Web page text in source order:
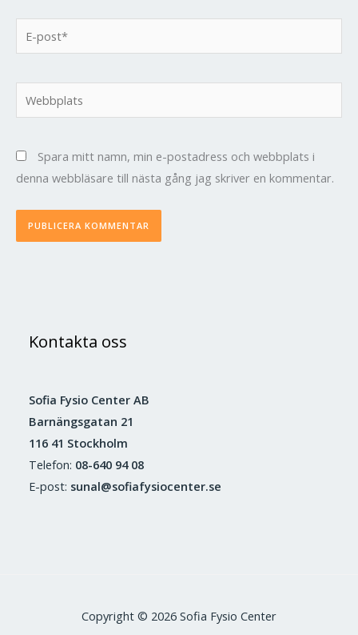
post*
Spara mitt namn, min e-postadress och webbplats i
denna webbläsare till nästa gång jag skriver en kommentar.
Kontakta oss
Sofia Fysio Center AB
Barnängsgatan 21
116 41 Stockholm
Telefon: 08-640 94 08
E-post: sunal@sofiafysiocenter.se
Copyright © 2026 Sofia Fysio Center